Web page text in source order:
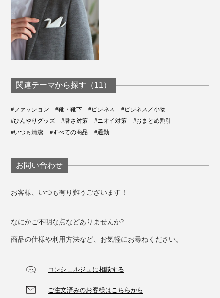
関連テーマから探す（11）
#ファッション #靴・靴下 #ビジネス
#ビジネス／小物
#ひんやりグッズ
#暑さ対策 #ニオイ対策
#おまとめ割引
#いつも清潔
#すべての商品 #通勤
お問い合わせ
お客様、いつも有り難うございます！
なにかご不明な点などありませんか?
商品の仕様や利用方法など、お気軽にお尋ねください。
コンシェルジュに相談する
ご注文済みのお客様はこちらから